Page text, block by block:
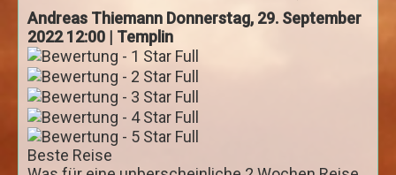
Giftun Insel
Paradies Insel
Meer und Sterne
Tauchen am Riff
Ausflüge in die Wüste
Andreas Thiemann Donnerstag, 29. September
2022 12:00 | Templin
Beste Reise